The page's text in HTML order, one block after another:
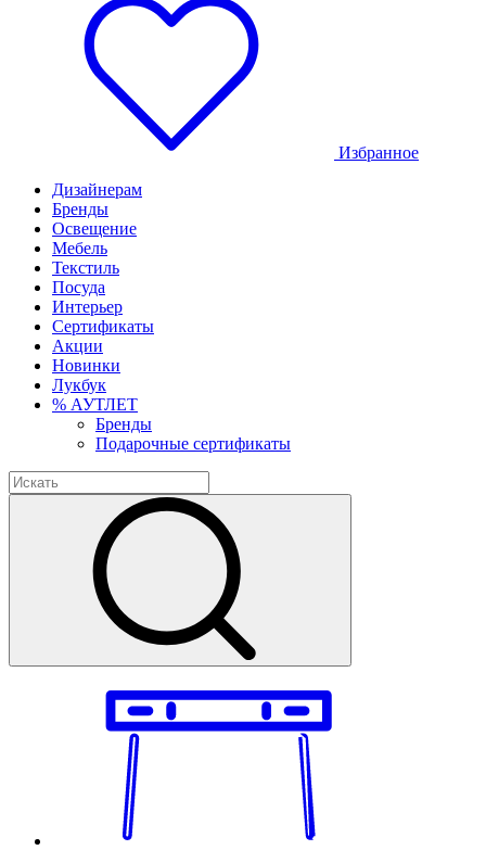
Избранное
Дизайнерам
Бренды
Освещение
Мебель
Текстиль
Посуда
Интерьер
Сертификаты
Акции
Новинки
Лукбук
% АУТЛЕТ
Бренды
Подарочные сертификаты